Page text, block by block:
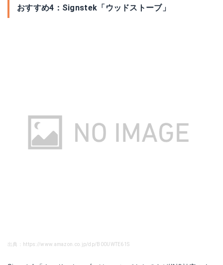
おすすめ4：Signstek「ウッドストーブ」
出典：https://www.amazon.co.jp/dp/B00UWTE61S